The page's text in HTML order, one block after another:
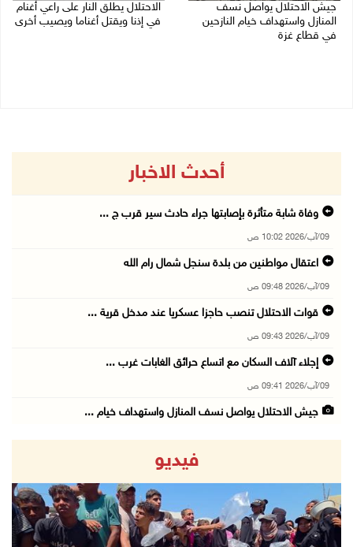
جيش الاحتلال يواصل نسف
المنازل واستهداف خيام النازحين
في قطاع غزة
الاحتلال يطلق النار على راعي أغنام
في إذنا ويقتل أغناما ويصيب أخرى
أحدث الاخبار
وفاة شابة متأثرة بإصابتها جراء حادث سير قرب ج ...
09/آب/2026 10:02 ص
اعتقال مواطنين من بلدة سنجل شمال رام الله
09/آب/2026 09:48 ص
قوات الاحتلال تنصب حاجزا عسكريا عند مدخل قرية ...
09/آب/2026 09:43 ص
إجلاء آلاف السكان مع اتساع حرائق الغابات غرب ...
09/آب/2026 09:41 ص
جيش الاحتلال يواصل نسف المنازل واستهداف خيام ...
الاحتلال يطلق النار على راعي أغنام في إذنا وي ...
09/آب/2026 09:18 ص
الملتقى الثاني لـ"شعراء من أجل فلسطين" في الأ ...
09/آب/2026 09:13 ص
فيديو